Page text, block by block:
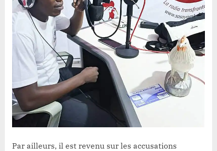
Par ailleurs, il est revenu sur les accusations